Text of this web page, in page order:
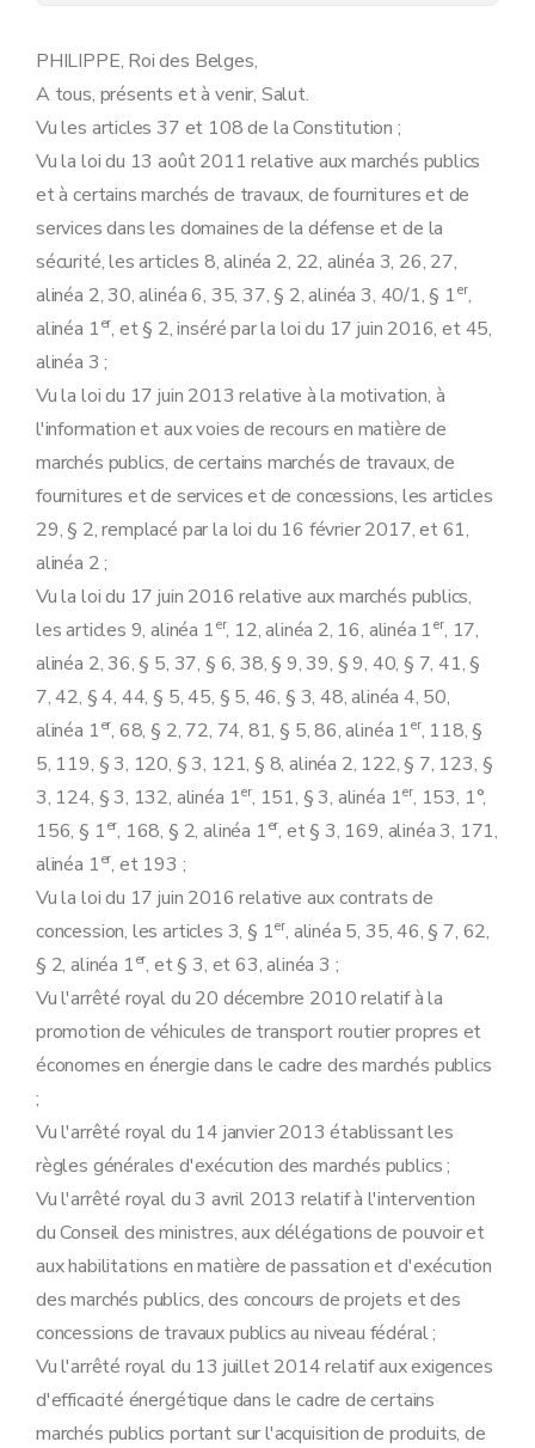
Art. 17
Art. 18
Art. 19
Art. 20
Art. 22
Art. 23
Art. 25
Chapitre 5 Modification de l'arrêté royal du 13 juillet 2014 relatif aux exigences d'efficacité énergétique dans le cadre de certains marchés publics portant sur l'acquisition de produits, de services et de bâtiments
Art. 27
Art. 28
Art. 29
Art. 30
Chapitre 6 Modification de l'arrêté royal du 18 avril 2017 relatif à la passation des marchés publics dans les secteurs classiques
Art. 31
Art. 32
Art. 33
Art. 34
Art. 35
Art. 36
Art. 37
Art. 38
Art. 39
Art. 40
Art. 41
Art. 42
Art. 43
Art. 44
Art. 45
Chapitre 7
Modification de l'arrêté royal du 18 juin 2017
Art. 46
Art. 47
Art. 48
Art. 49
Art. 50
Art. 51
Art. 53
Art. 54
Art. 55
Art. 123/1
Art. 56
Chapitre 8
Modification de l'arrêté royal du 25 juin 2017 relatif à la passation et aux règles générales d'exécution des contrats de concession
Art. 57
Art. 59
Art. 60
Chapitre 9 Entrée en vigueur et disposition finale
Art. 61
Art. 62
PHILIPPE, Roi des Belges,
A tous, présents et à venir, Salut.
Vu les articles 37 et 108 de la Constitution ;
Vu la loi du 13 août 2011 relative aux marchés publics
et à certains marchés de travaux, de fournitures et de
services dans les domaines de la défense et de la
sécurité, les articles 8, alinéa 2, 22, alinéa 3, 26, 27,
alinéa 2, 30, alinéa 6, 35, 37, § 2, alinéa 3, 40/1, § 1er,
alinéa 1er, et § 2, inséré par la loi du 17 juin 2016, et 45,
alinéa 3 ;
Vu la loi du 17 juin 2013 relative à la motivation, à
l'information et aux voies de recours en matière de
marchés publics, de certains marchés de travaux, de
fournitures et de services et de concessions, les articles
29, § 2, remplacé par la loi du 16 février 2017, et 61,
alinéa 2 ;
Vu la loi du 17 juin 2016 relative aux marchés publics,
les articles 9, alinéa 1er, 12, alinéa 2, 16, alinéa 1er, 17,
alinéa 2, 36, § 5, 37, § 6, 38, § 9, 39, § 9, 40, § 7, 41, §
7, 42, § 4, 44, § 5, 45, § 5, 46, § 3, 48, alinéa 4, 50,
alinéa 1er, 68, § 2, 72, 74, 81, § 5, 86, alinéa 1er, 118, §
5, 119, § 3, 120, § 3, 121, § 8, alinéa 2, 122, § 7, 123, §
3, 124, § 3, 132, alinéa 1er, 151, § 3, alinéa 1er, 153, 1°,
156, § 1er, 168, § 2, alinéa 1er, et § 3, 169, alinéa 3, 171,
alinéa 1er, et 193 ;
Vu la loi du 17 juin 2016 relative aux contrats de
concession, les articles 3, § 1er, alinéa 5, 35, 46, § 7, 62,
§ 2, alinéa 1er, et § 3, et 63, alinéa 3 ;
Vu l'arrêté royal du 20 décembre 2010 relatif à la
promotion de véhicules de transport routier propres et
économes en énergie dans le cadre des marchés publics
;
Vu l'arrêté royal du 14 janvier 2013 établissant les
règles générales d'exécution des marchés publics ;
Vu l'arrêté royal du 3 avril 2013 relatif à l'intervention
du Conseil des ministres, aux délégations de pouvoir et
aux habilitations en matière de passation et d'exécution
des marchés publics, des concours de projets et des
concessions de travaux publics au niveau fédéral ;
Vu l'arrêté royal du 13 juillet 2014 relatif aux exigences
d'efficacité énergétique dans le cadre de certains
marchés publics portant sur l'acquisition de produits, de